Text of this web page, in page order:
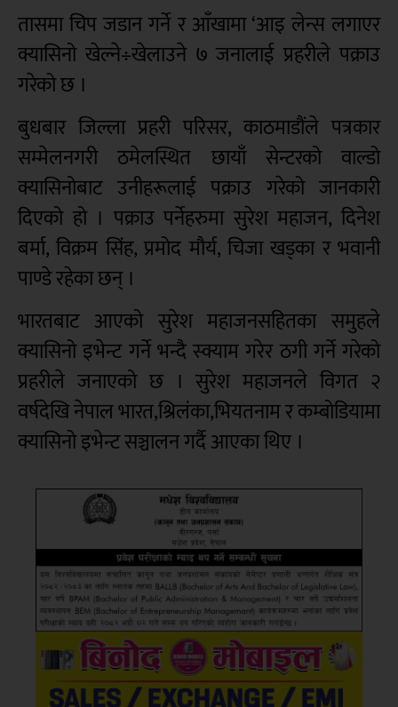
तासमा चिप जडान गर्ने र आँखामा ‘आइ लेन्स लगाएर
क्यासिनो खेल्ने÷खेलाउने ७ जनालाई प्रहरीले पक्राउ
गरेको छ ।
बुधबार जिल्ला प्रहरी परिसर, काठमाडौंले पत्रकार
सम्मेलनगरी ठमेलस्थित छायाँ सेन्टरको वाल्डो
क्यासिनोबाट उनीहरूलाई पक्राउ गरेको जानकारी
दिएको हो । पक्राउ पर्नेहरुमा सुरेश महाजन, दिनेश
बर्मा, विक्रम सिंह, प्रमोद मौर्य, चिजा खड्का र भवानी
पाण्डे रहेका छन् ।
भारतबाट आएको सुरेश महाजनसहितका समुहले
क्यासिनो इभेन्ट गर्ने भन्दै स्क्याम गरेर ठगी गर्ने गरेको
प्रहरीले जनाएको छ । सुरेश महाजनले विगत २
वर्षदेखि नेपाल भारत,श्रिलंका,भियतनाम र कम्बोडियामा
क्यासिनो इभेन्ट सञ्चालन गर्दै आएका थिए ।